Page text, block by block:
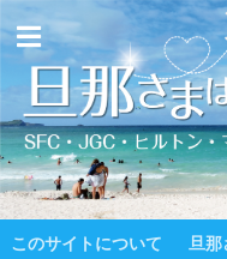
このサイトについて 旦